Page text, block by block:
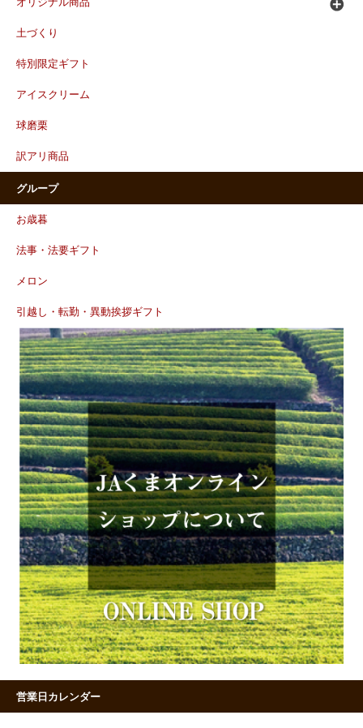
オリジナル商品
土づくり
特別限定ギフト
アイスクリーム
球磨栗
訳アリ商品
グループ
お歳暮
法事・法要ギフト
メロン
引越し・転勤・異動挨拶ギフト
営業日カレンダー